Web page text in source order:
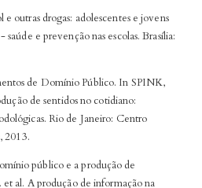
outras drogas: adolescentes e jovens
e prevenção nas escolas. Brasília:
de Domínio Público. In SPINK,
de sentidos no cotidiano:
Rio de Janeiro: Centro
2013.
público e a produção de
al. A produção de informação na